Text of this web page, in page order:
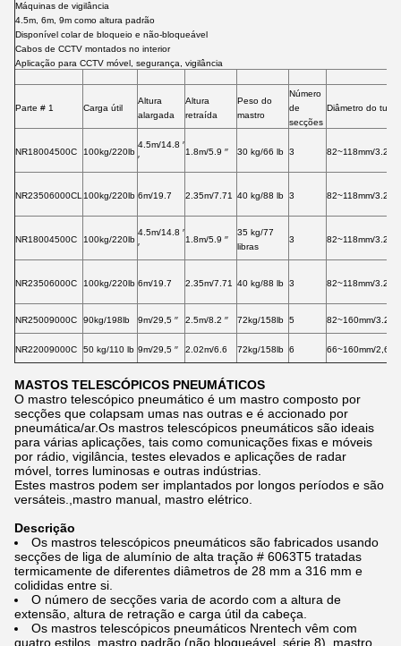
Máquinas de vigilância
4.5m, 6m, 9m como altura padrão
Disponível colar de bloqueio e não-bloqueável
Cabos de CCTV montados no interior
Aplicação para CCTV móvel, segurança, vigilância
Parte # 1 Carga útil
Altura
alargada
Altura
retraída
Peso do
mastro
Número
de
secções
Diâmetro do tubo
NR18004500C 100kg/220lb
4.5m/14.8 ′
′
1.8m/5.9 ′′ 30 kg/66 lb 3 82~118mm/
NR23506000CL 100kg/220lb 6m/19.7 2.35m/7.71 40 kg/88 lb 3 82~118mm/
NR18004500C 100kg/220lb
4.5m/14.8 ′
′
1.8m/5.9 ′′
35 kg/77
libras
3 82~118mm/
NR23506000C 100kg/220lb 6m/19.7 2.35m/7.71 40 kg/88 lb 3 82~118mm/
NR25009000C 90kg/198lb 9m/29,5 ′′ 2.5m/8.2 ′′ 72kg/158lb 5 82~160mm/
NR22009000C 50 kg/110 lb 9m/29,5 ′′ 2.02m/6.6 72kg/158lb 6 66~160mm/
MASTOS TELESCÓPICOS PNEUMÁTICOS
O mastro telescópico pneumático é um mastro composto por
secções que colapsam umas nas outras e é accionado por
pneumática/ar.Os mastros telescópicos pneumáticos são ideais
para várias aplicações, tais como comunicações fixas e móveis
por rádio, vigilância, testes elevados e aplicações de radar
móvel, torres luminosas e outras indústrias.
Estes mastros podem ser implantados por longos períodos e são
versáteis.,mastro manual, mastro elétrico.
Descrição
Os mastros telescópicos pneumáticos são fabricados usando
secções de liga de alumínio de alta tração # 6063T5 tratadas
termicamente de diferentes diâmetros de 28 mm a 316 mm e
colididas entre si.
O número de secções varia de acordo com a altura de
extensão, altura de retração e carga útil da cabeça.
Os mastros telescópicos pneumáticos Nrentech vêm com
quatro estilos, mastro padrão (não bloqueável, série 8), mastro